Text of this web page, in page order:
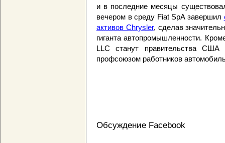
и в последние месяцы
вечером в среду Fiat SpA завершил
активов Chrysler, сделав
гиганта автопромышленности.
LLC станут правительства
профсоюзом работников
Обсуждение Facebook